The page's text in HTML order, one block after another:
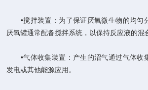
‌•搅拌装置‌：为了保证厌氧微生物的均匀
厌氧罐通常配备搅拌系统，以保持反应液的混
‌•气体收集装置‌：产生的沼气通过气体收
发电或其他能源应用‌。